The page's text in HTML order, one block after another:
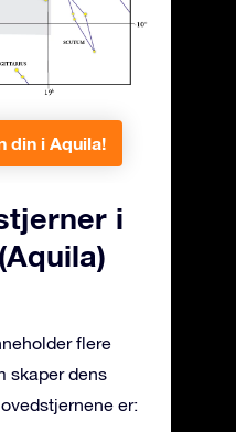
din i Aquila!
i
flere
skaper dens
er: